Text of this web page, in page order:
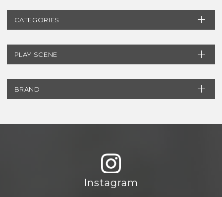
CATEGORIES
PLAY SCENE
BRAND
Instagram